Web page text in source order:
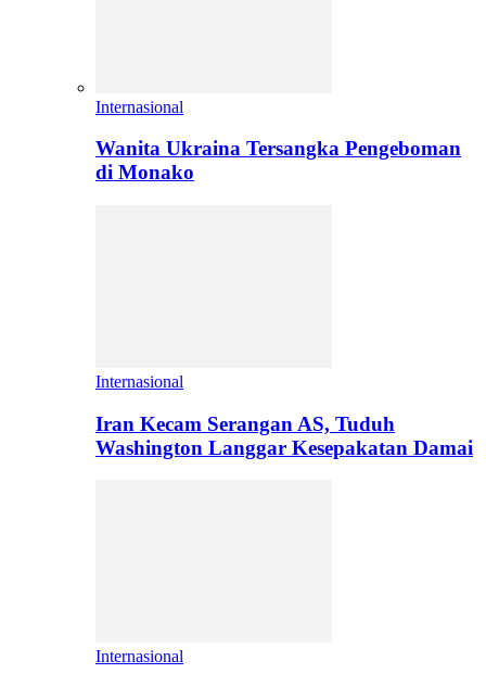
Internasional
Wanita Ukraina Tersangka Pengeboman
di Monako
Internasional
Iran Kecam Serangan AS, Tuduh
Washington Langgar Kesepakatan Damai
Internasional